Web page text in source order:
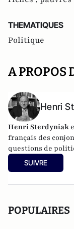
THEMATIQUES
Politique
A PROPOS
Henri
Henri Sterdyniak
français des
questions de
de retraite.
SUIVRE
POPULAIRES